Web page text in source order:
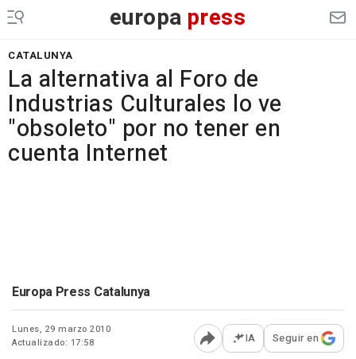
europa press
CATALUNYA
La alternativa al Foro de
Industrias Culturales lo ve
"obsoleto" por no tener en
cuenta Internet
Europa Press Catalunya
Lunes, 29 marzo 2010
Actualizado: 17:58
Abrir opciones para
IA Seguir en